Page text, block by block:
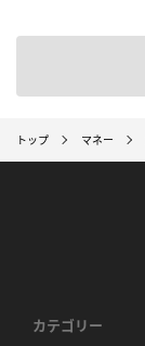
トップ マネー
カテゴリー